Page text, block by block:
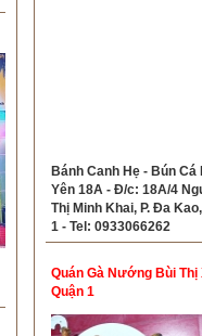
Bánh Canh Hẹ - Bún Cá
Yên 18A - Đ/c: 18A/4
Thị Minh Khai, P. Đa
1 - Tel: 0933066262
Quán Gà Nướng Bùi Thị
Quận 1